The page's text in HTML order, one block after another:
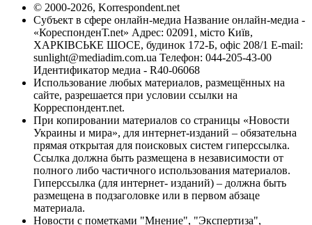
© 2000-2026, Korrespondent.net
Субъект в сфере онлайн-медиа Название онлайн-медиа -
«КореспонденТ.net» Адрес: 02091, місто Київ,
ХАРКІВСЬКЕ ШОСЕ, будинок 172-Б, офіс 208/1 E-mail:
sunlight@mediadim.com.ua Телефон: 044-205-43-00
Идентификатор медиа - R40-06068
Использование любых материалов, размещённых на
сайте, разрешается при условии ссылки на
Корреспондент.net.
При копировании материалов со страницы «Новости
Украины и мира», для интернет-изданий – обязательна
прямая открытая для поисковых систем гиперссылка.
Ссылка должна быть размещена в независимости от
полного либо частичного использования материалов.
Гиперссылка (для интернет- изданий) – должна быть
размещена в подзаголовке или в первом абзаце
материала.
Новости с пометками "Мнение", "Экспертиза",